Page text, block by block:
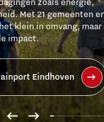
talent, een sterke
Dit zorgt voor duurzame
tussen welvaart en
Lees meer over het
Partnerfonds